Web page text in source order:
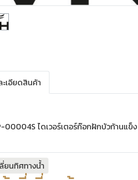
ะเอียดสินค้า
00004S ไดเวอร์เตอร์ก๊อกฝักบัวก้านแข็ง
ยนทิศทางน้ำ